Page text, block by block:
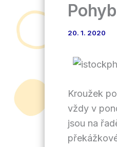
20. 1. 2020
Kroužek
vždy v
jsou na